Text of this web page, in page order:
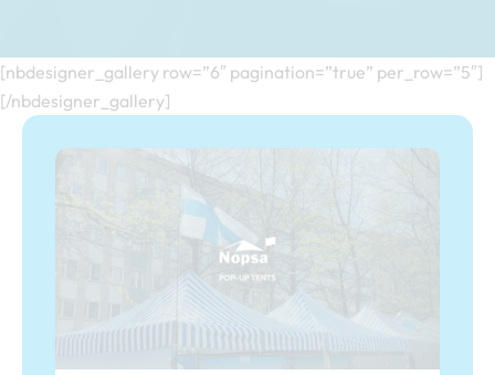
[nbdesigner_gallery row=”6″ pagination=”true” per_row=”5″]
[/nbdesigner_gallery]